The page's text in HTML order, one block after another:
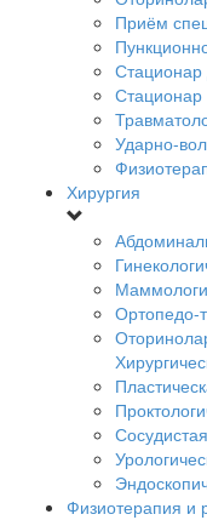
Приём
Стационар
Стационар
Ударно-
Хирургия
Ортопедо-
Физиотерапия и